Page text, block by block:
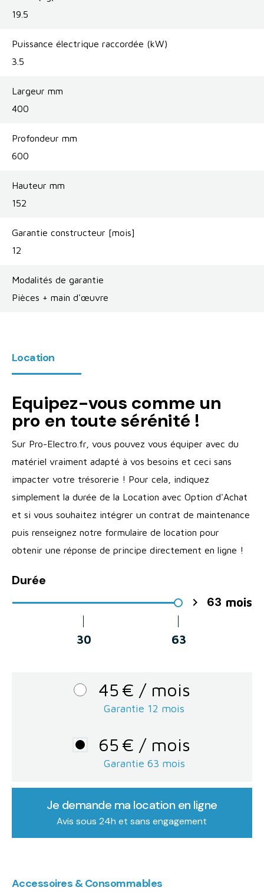
19.5
Puissance électrique raccordée (kW)
3.5
Largeur mm
400
Profondeur mm
600
Hauteur mm
152
Garantie constructeur [mois]
12
Modalités de garantie
Pièces + main d'œuvre
Location
Equipez-vous comme un
pro en toute sérénité !
Sur Pro-Electro.fr, vous pouvez vous équiper avec du
matériel vraiment adapté à vos besoins et ceci sans
impacter votre trésorerie ! Pour cela, indiquez
simplement la durée de la Location avec Option d'Achat
et si vous souhaitez intégrer un contrat de maintenance
puis renseignez notre formulaire de location pour
obtenir une réponse de principe directement en ligne !
Durée
30 63
 63 mois
45 € / mois
Garantie 12 mois
65 € / mois
Garantie 63 mois
Je demande ma location en ligne
Avis sous 24h et sans engagement
Accessoires & Consommables